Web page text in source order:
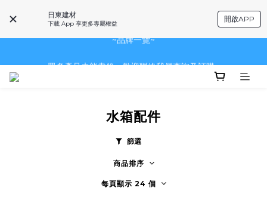
日東建材
下載 App 享更多專屬權益
開啟APP
眾多產品未能盡錄，歡迎聯絡我們查詢及訂購~
水箱配件
篩選
商品排序
每頁顯示 24 個